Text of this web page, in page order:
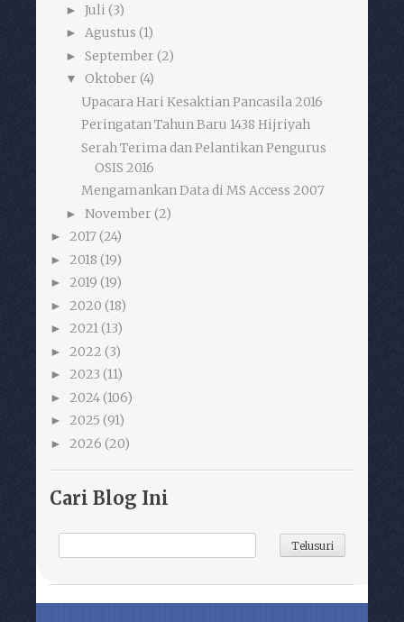
► Juli (3)
► Agustus (1)
► September (2)
▼ Oktober (4)
Upacara Hari Kesaktian Pancasila 2016
Peringatan Tahun Baru 1438 Hijriyah
Serah Terima dan Pelantikan Pengurus
OSIS 2016
Mengamankan Data di MS Access 2007
► November (2)
► 2017 (24)
► 2018 (19)
► 2019 (19)
► 2020 (18)
► 2021(13)
► 2022 (3)
► 2023 (11)
► 2024(106)
► 2025 (91)
► 2026 (20)
Cari Blog Ini